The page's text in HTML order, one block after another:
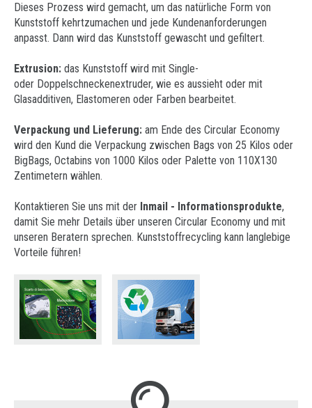
Dieses Prozess wird gemacht, um das natürliche Form von
Kunststoff kehrtzumachen und jede Kundenanforderungen
anpasst. Dann wird das Kunststoff gewascht und gefiltert.
Extrusion: das Kunststoff wird mit Single-
oder Doppelschneckenextruder, wie es aussieht oder mit
Glasadditiven, Elastomeren oder Farben bearbeitet.
Verpackung und Lieferung: am Ende des Circular Economy
wird den Kund die Verpackung zwischen Bags von 25 Kilos oder
BigBags, Octabins von 1000 Kilos oder Palette von 110X130
Zentimetern wählen.
Kontaktieren Sie uns mit der Inmail - Informationsprodukte,
damit Sie mehr Details über unseren Circular Economy und mit
unseren Beratern sprechen. Kunststoffrecycling kann langlebige
Vorteile führen!